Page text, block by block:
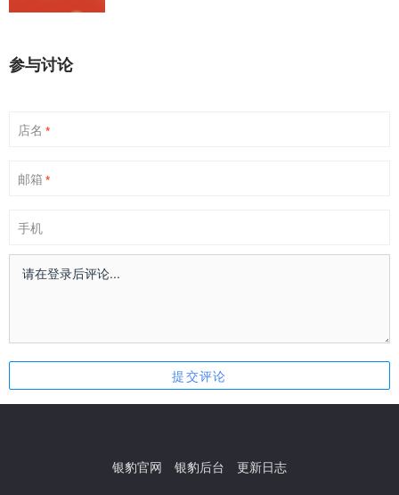
参与讨论
店名 *
邮箱 *
手机
银豹官网 银豹后台 更新日志